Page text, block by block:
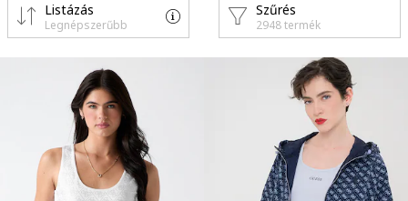
Szűrés
2948 termék
Listázás
Legnépszerűbb